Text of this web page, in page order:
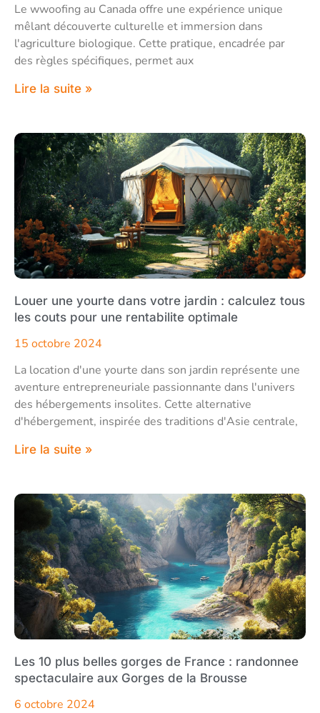
Le wwoofing au Canada offre une expérience unique
mêlant découverte culturelle et immersion dans
l'agriculture biologique. Cette pratique, encadrée par
des règles spécifiques, permet aux
Lire la suite »
Louer une yourte dans votre jardin : calculez tous
les couts pour une rentabilite optimale
15 octobre 2024
La location d'une yourte dans son jardin représente une
aventure entrepreneuriale passionnante dans l'univers
des hébergements insolites. Cette alternative
d'hébergement, inspirée des traditions d'Asie centrale,
Lire la suite »
Les 10 plus belles gorges de France : randonnee
spectaculaire aux Gorges de la Brousse
6 octobre 2024